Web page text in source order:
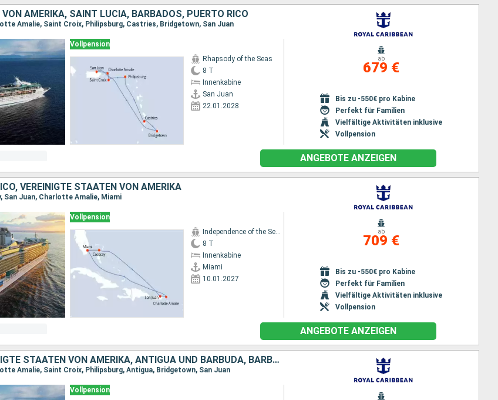
AMERIKA, SAINT LUCIA, BARBADOS, PUERTO RICO
Amalie, Saint Croix, Philipsburg, Castries, Bridgetown, San Juan
Vollpension
Rhapsody of the Seas
8 T
Innenkabine
San Juan
22.01.2028
ab
679 €
Bis zu -550€ pro Kabine
Perfekt für Familien
Vielfältige Aktivitäten inklusive
Vollpension
ANGEBOTE ANZEIGEN
VEREINIGTE STAATEN VON AMERIKA
San Juan, Charlotte Amalie, Miami
Vollpension
Independence of the Seas
8 T
Innenkabine
Miami
10.01.2027
ab
709 €
Bis zu -550€ pro Kabine
Perfekt für Familien
Vielfältige Aktivitäten inklusive
Vollpension
ANGEBOTE ANZEIGEN
PUERTO RICO, VEREINIGTE STAATEN VON AMERIKA, ANTIGUA UND BARBUDA, BARBADOS
Amalie, Saint Croix, Philipsburg, Antigua, Bridgetown, San Juan
Vollpension